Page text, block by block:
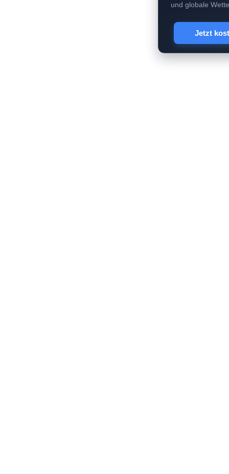
und globale
Jetzt